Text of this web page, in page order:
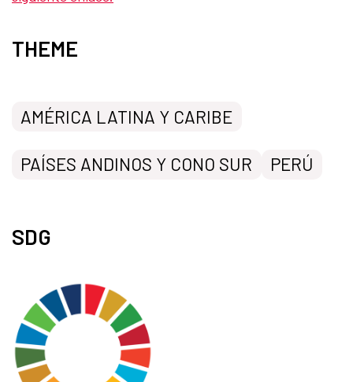
THEME
AMÉRICA LATINA Y CARIBE
PAÍSES ANDINOS Y CONO SUR PERÚ
SDG